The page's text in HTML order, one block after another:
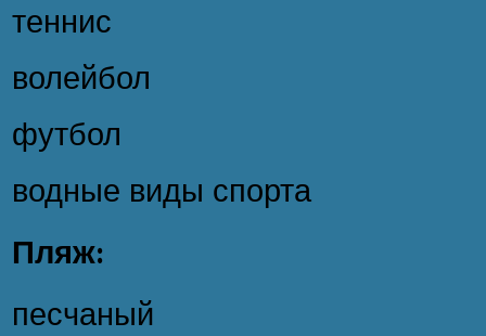
теннис
волейбол
футбол
водные виды спорта
Пляж:
песчаный